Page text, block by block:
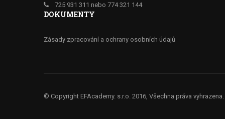
725 931 311 nebo 774 321 144
DOKUMENTY
Zásady zpracování a ochrany osobních údajů
© Copyright EFAcademy. s.r.o. 2016, Všechna práva vyhrazena.